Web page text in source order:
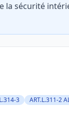
la sécurité
3
ART.L.311-2